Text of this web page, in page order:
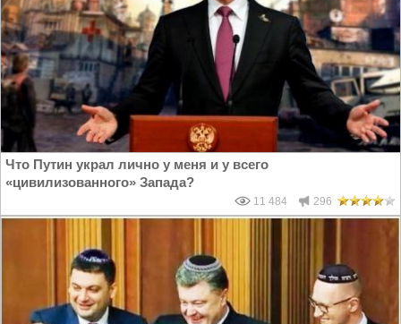
Что Путин украл лично у меня и у всего
«цивилизованного» Запада?
11 484 296